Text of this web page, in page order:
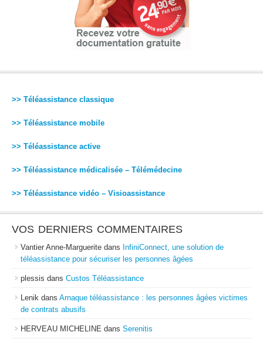
>> Téléassistance classique
>> Téléassistance mobile
>> Téléassistance active
>> Téléassistance médicalisée – Télémédecine
>> Téléassistance vidéo – Visioassistance
VOS DERNIERS COMMENTAIRES
Vantier Anne-Marguerite dans InfiniConnect, une solution de
téléassistance pour sécuriser les personnes âgées
plessis dans Custos Téléassistance
Lenik dans Arnaque téléassistance : les personnes âgées victimes
de contrats abusifs
HERVEAU MICHELINE dans Serenitis